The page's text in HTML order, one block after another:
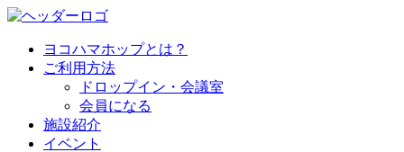
ヨコハマホップとは？
ご利用方法
ドロップイン・会議室
会員になる
施設紹介
イベント